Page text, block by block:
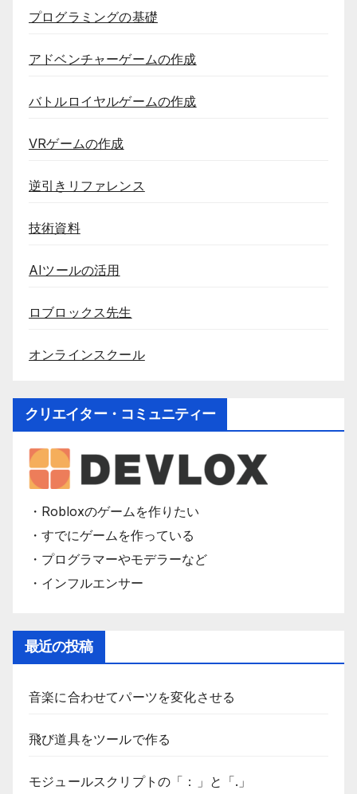
プログラミングの基礎
アドベンチャーゲームの作成
バトルロイヤルゲームの作成
VRゲームの作成
逆引きリファレンス
技術資料
AIツールの活用
ロブロックス先生
オンラインスクール
クリエイター・コミュニティー
・Robloxのゲームを作りたい
・すでにゲームを作っている
・プログラマーやモデラーなど
・インフルエンサー
最近の投稿
音楽に合わせてパーツを変化させる
飛び道具をツールで作る
モジュールスクリプトの「：」と「.」